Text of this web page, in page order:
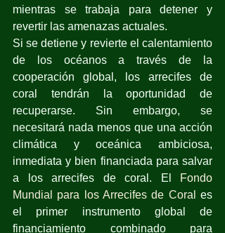
mientras se trabaja para detener y
revertir las amenazas actuales.
Si se detiene y revierte el calentamiento
de los océanos a través de la
cooperación global, los arrecifes de
coral tendrán la oportunidad de
recuperarse. Sin embargo, se
necesitará nada menos que una acción
climática y oceánica ambiciosa,
inmediata y bien financiada para salvar
a los arrecifes de coral. El
Fondo
Mundial para los Arrecifes de Coral
es
el primer instrumento global de
financiamiento combinado para